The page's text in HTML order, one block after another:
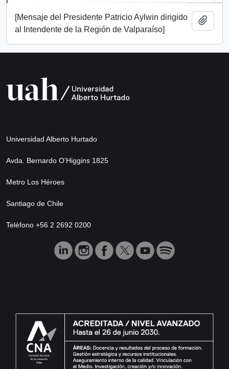
[Mensaje del Presidente Patricio Aylwin dirigido
al Intendente de la Región de Valparaíso]
Universidad Alberto Hurtado
Avda. Bernardo O’Higgins 1825
Metro Los Héroes
Santiago de Chile
Teléfono +56 2 2692 0200